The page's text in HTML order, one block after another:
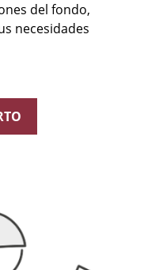
del fondo,
necesidades